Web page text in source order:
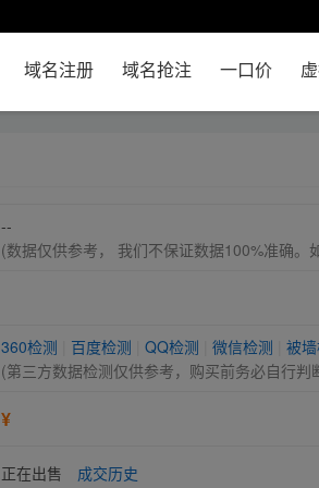
域名注册 域名抢注 一口价
--
(数据仅供参考， 我们不保证数据100%准确。
360检测 百度检测 QQ检测 微信检测 被
(第三方数据检测仅供参考，购买前务必自行判
¥
正在出售 成交历史